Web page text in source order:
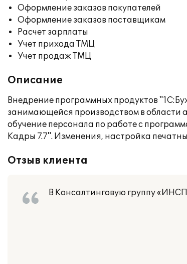
Оформление заказов покупателей
Оформление заказов поставщикам
Расчет зарплаты
Учет прихода ТМЦ
Учет продаж ТМЦ
Описание
Внедрение программных продуктов
занимающейся производством в области
обучение персонала по работе с
Кадры 7.7". Изменения, настройка
Отзыв клиента
В Консалтинговую группу